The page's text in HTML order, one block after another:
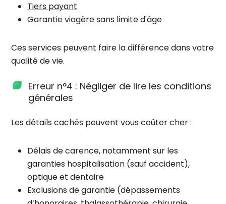
Tiers payant
Garantie viagère sans limite d'âge
Ces services peuvent faire la différence dans votre
qualité de vie.
Erreur n°4 : Négliger de lire les conditions
générales
Les détails cachés peuvent vous coûter cher :
Délais de carence, notamment sur les
garanties hospitalisation (sauf accident),
optique et dentaire
Exclusions de garantie (dépassements